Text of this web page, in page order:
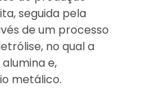
seguida pela
de um processo
no qual a
e,
metálico.